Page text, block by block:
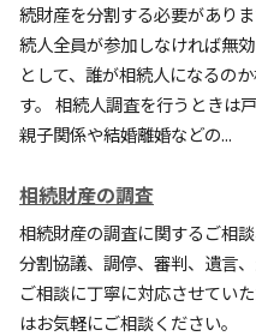
続財産を分割する必要があり
続人全員が参加しなければ無効
として、誰が相続人になるの
す。 相続人調査を行うときは
親子関係や結婚離婚などの...
相続財産の調査
相続財産の調査に関するご相
分割協議、調停、審判、遺言
ご相談に丁寧に対応させてい
はお気軽にご相談ください。